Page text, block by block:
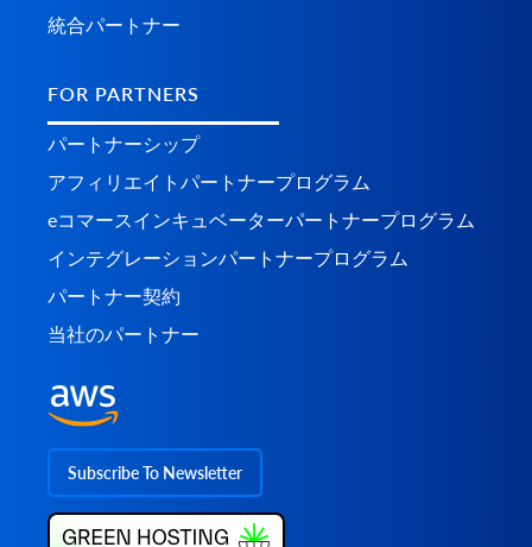
統合パートナー
FOR PARTNERS
パートナーシップ
アフィリエイトパートナープログラム
eコマースインキュベーターパートナープログラム
インテグレーションパートナープログラム
パートナー契約
当社のパートナー
Subscribe To Newsletter